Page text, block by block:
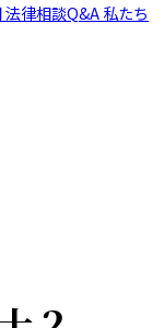
法律相談Q&A私たち